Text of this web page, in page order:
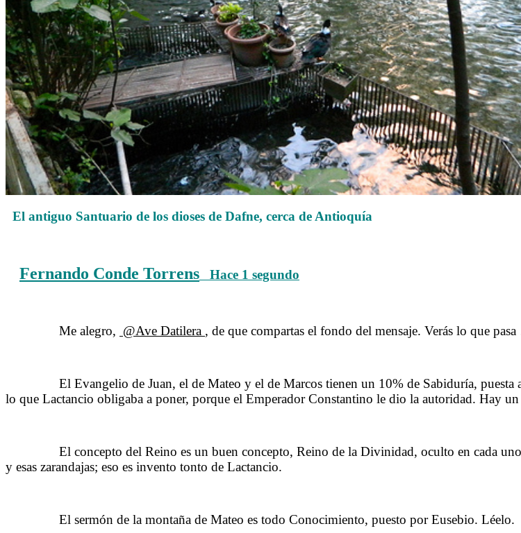
El antiguo Santuario de los dioses de Dafne, cerca de Antioquía
Fernando Conde Torrens Hace 1 segundo
Me alegro, @Ave Datilera , de que compartas el fondo del mensaje. Verás lo que
El Evangelio de Juan, el de Mateo y el de Marcos tienen un 10% de Sabiduría,
lo que Lactancio obligaba a poner, porque el Emperador Constantino le dio la autoridad. Hay
El concepto del Reino es un buen concepto, Reino de la Divinidad, oculto en cada
y esas zarandajas; eso es invento tonto de Lactancio.
El sermón de la montaña de Mateo es todo Conocimiento, puesto por Eusebio. Léelo.